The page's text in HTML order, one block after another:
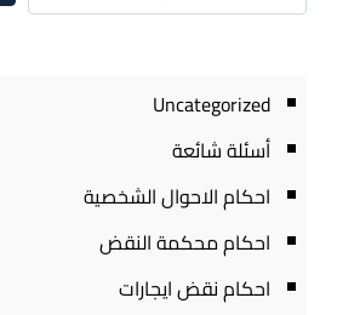
Uncategorized
أسئلة شائعة
احكام الاحوال الشخصية
احكام محكمة النقض
احكام نقض ايجارات